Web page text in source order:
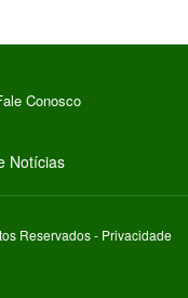
Conosco
Notícias
Reservados - Privacidade